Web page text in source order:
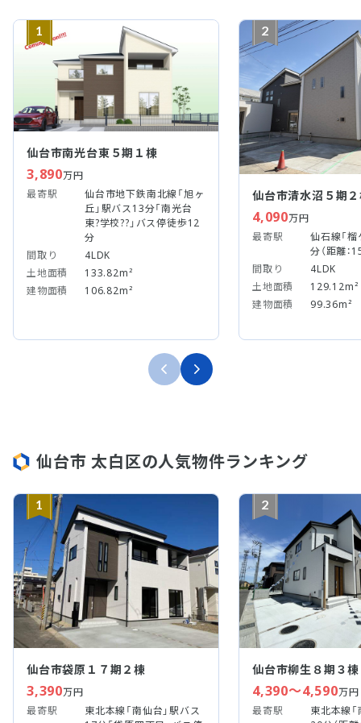
1
仙台市南光台東５期１棟
3,890万円
最寄駅
仙台市地下鉄南北線「旭ヶ
丘」駅バス13分「南光台
東?学校??」バス停徒歩12
分
間取り
4LDK
土地面積
133.82m²
建物面積
106.82m²
2
仙台市清水沼５期
4,090万円
最寄駅
仙石線「
分（距離：
間取り
4LDK
土地面積
129.12m²
建物面積
99.36m²
仙台市 太白区の人気物件ランキング
1
仙台市袋原１７期２棟
3,390万円
最寄駅
東北本線「南仙台」駅バス
2
仙台市柳生８期３棟
4,390～4,590万円
最寄駅
東北本線